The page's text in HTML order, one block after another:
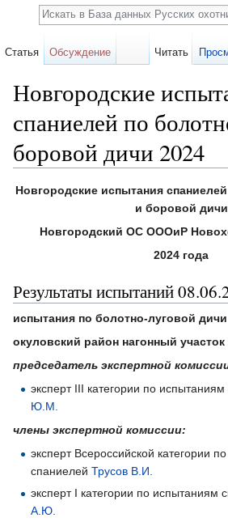
Новгородские
спаниелей по
боровой дичи 2024
Новгородские испытания
и боровой дичи
Новгородский ОС ОООиР
2024 года
Результаты испытаний
испытания по болотно-луговой дичи
окуловский район нагонный
председатель экспертной
эксперт III категории по
Ю.М.
члены экспертной комиссии:
эксперт Всероссийской категории
спаниелейТрусов В.И.
эксперт I категории по испытаниям
А.Ю.
Статья Обсуждение Читать
Поиск